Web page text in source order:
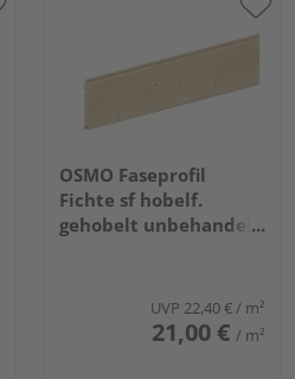
OSMO Faseprofil
Fichte sf hobelf.
gehobelt unbehandelt
UVP 22,40 €/ m²
21,00 € / m²